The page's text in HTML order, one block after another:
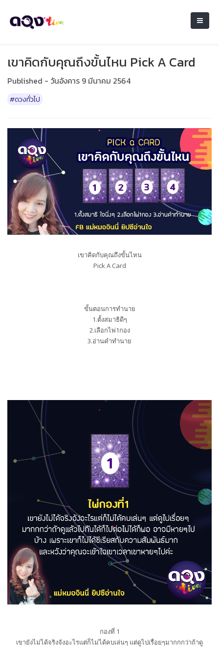
เขาคิดกับคุณถึงขั้นไหน Pick A Card
Published - วันอังคาร 9 มีนาคม 2564
#ดวงทั่วไป
เขาคิดกับคุณถึงขั้นไหน
Pick A Card
ขั้นตอนการทำนาย
1.ตั้งสมาธิดีๆ
2.เลือกไพ่1กอง
3.อ่านคำทำนาย
กองที่ 1
เขายังไม่ได้จริงจังอะไรแต่ก็ไม่ได้คบเล่นๆ แต่ดูไปเรื่อยๆมากกกว่าถ้าดู